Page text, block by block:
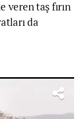
veren taş fırın
da